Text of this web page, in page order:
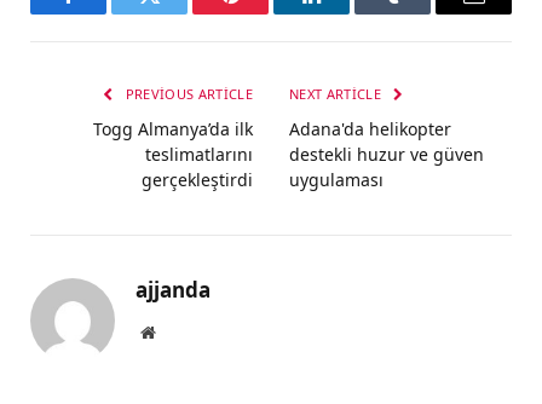
FacebookTwitter Pinterest LinkedInTumblr Email
PREVIOUS ARTICLE
Togg Almanya’da ilk
teslimatlarını
gerçekleştirdi
NEXT ARTICLE
Adana'da helikopter
destekli huzur ve güven
uygulaması
ajjanda
Website